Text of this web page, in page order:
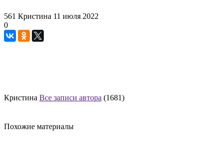
561 Кристина 11 июля 2022
0
Кристина Все записи автора (1681)
Похожие материалы